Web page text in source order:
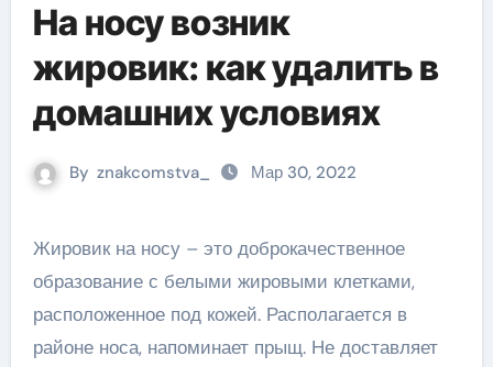
На носу возник
жировик: как удалить в
домашних условиях
By znakcomstva_ Мар 30, 2022
Жировик на носу – это доброкачественное
образование с белыми жировыми клетками,
расположенное под кожей. Располагается в
районе носа, напоминает прыщ. Не доставляет